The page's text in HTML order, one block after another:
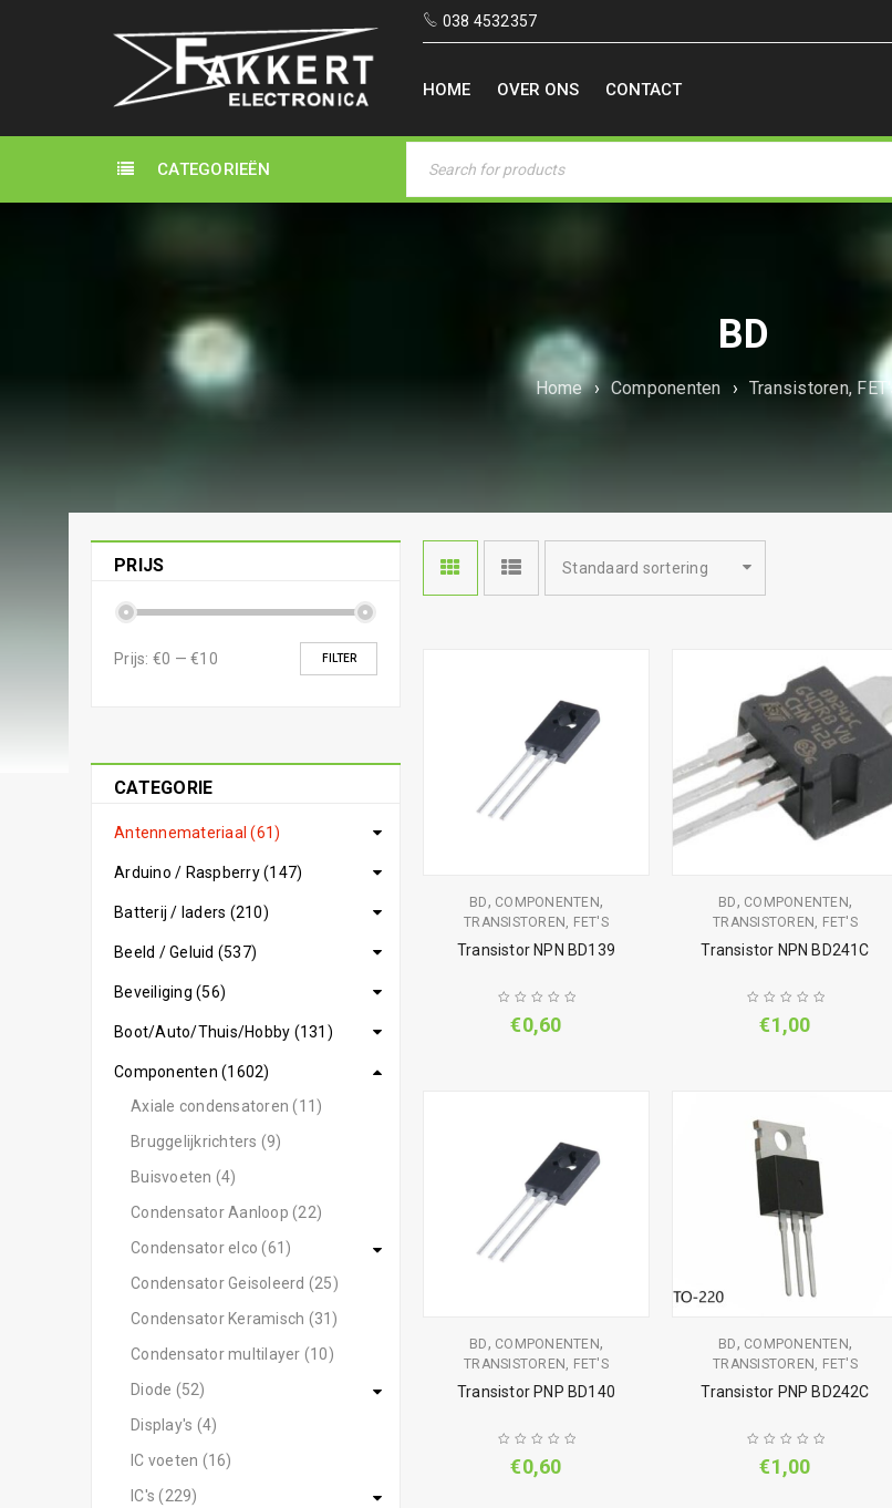
038 4532357
HOME OVER ONS CONTACT
CATEGORIEËN
BD
Home › Componenten › Transistoren, FET's
PRIJS
FILTER
Prijs: €0 — €10
CATEGORIE
Antennemateriaal (61)
Arduino / Raspberry (147)
Batterij / laders (210)
Beeld / Geluid (537)
Beveiliging (56)
Boot/Auto/Thuis/Hobby (131)
Componenten (1602)
Axiale condensatoren (11)
Bruggelijkrichters (9)
Buisvoeten (4)
Condensator Aanloop (22)
Condensator elco (61)
Condensator Geisoleerd (25)
Condensator Keramisch (31)
Condensator multilayer (10)
Diode (52)
Display's (4)
IC voeten (16)
IC's (229)
Standaard sortering
BD, COMPONENTEN,
TRANSISTOREN, FET'S
Transistor NPN BD139
€0,60
BD, COMPONENTEN,
TRANSISTOREN, FET'S
Transistor NPN BD241C
€1,00
BD, COMPONENTEN,
TRANSISTOREN, FET'S
Transistor PNP BD140
€0,60
BD, COMPONENTEN,
TRANSISTOREN, FET'S
Transistor PNP BD242C
€1,00